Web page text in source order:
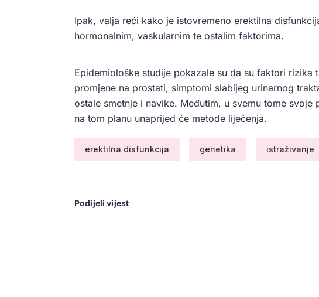
Ipak, valja reći kako je istovremeno erektilna
hormonalnim, vaskularnim te ostalim faktorima.
Epidemiološke studije pokazale su da su faktori
promjene na prostati, simptomi slabijeg urinarnog
ostale smetnje i navike. Međutim, u svemu tome
na tom planu unaprijed će metode liječenja.
erektilna disfunkcija genetika istraživanje
Podijeli vijest